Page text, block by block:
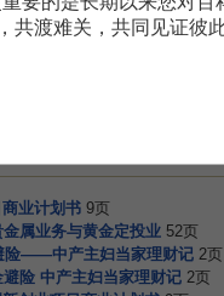
赏
充新内容或修改错误内容，请
业计划书 9页
属业务与黄金定投业 52页
险——中产主妇当家理财记 2页
险 中产主妇当家理财记 2页
共渡难关，共同见证彼